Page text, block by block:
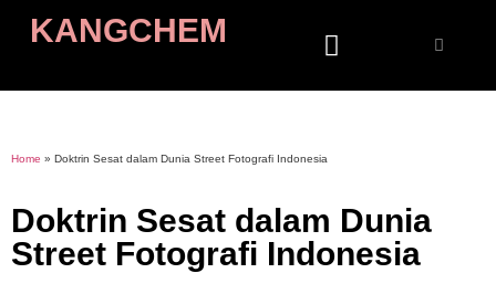
KANGCHEM
Home » Doktrin Sesat dalam Dunia Street Fotografi Indonesia
Doktrin Sesat dalam Dunia
Street Fotografi Indonesia